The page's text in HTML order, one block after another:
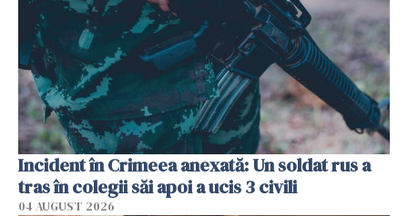
Incident în Crimeea anexată: Un soldat rus a
tras în colegii săi apoi a ucis 3 civili
04 AUGUST 2026